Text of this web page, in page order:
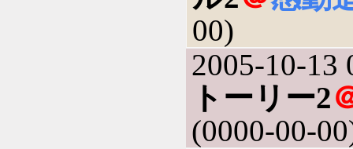
00)
2005-10-13
トーリー2
(0000-00-